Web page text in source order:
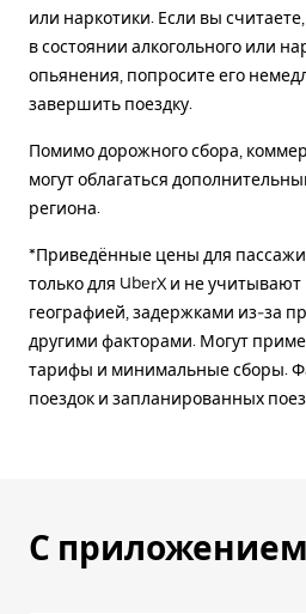
или наркотики. Если вы
в состоянии алкогольного или
опьянения, попросите его
завершить поездку.
Помимо дорожного сбора,
могут облагаться
региона.
*Приведённые цены для
только для UberX и не
географией, задержками из-за
другими факторами. Могут
тарифы и минимальные сборы.
поездок и запланированных
С